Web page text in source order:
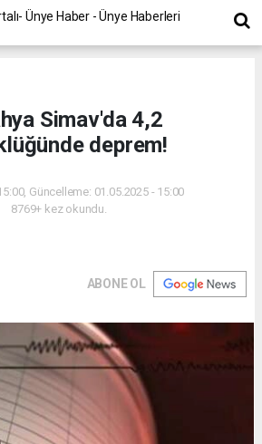
Simav'da 4,2
deprem!
Güncelleme: 01.05.2025 - 15:00
8769+ kez okundu.
ABONE OL